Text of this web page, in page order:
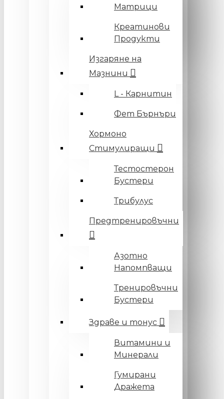
Матрици
Креатинови
Продукти
Изгаряне на
Мазнини
L - Карнитин
Фет Бърнъри
Хормоно
Стимулиращи
Тестостерон
Бустери
Трибулус
Предтренировъчни
Азотно
Напомпващи
Тренировъчни
Бустери
Здраве и тонус
Витамини и
Минерали
Гумирани
Дражета